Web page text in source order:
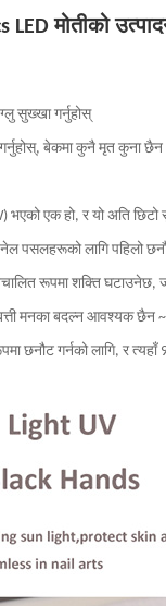
मोतीको
सुख्खा गर्नुहोस्
बेकमा कुनै मृत कुना छैन
भएको एक हो, र यो अति
पसलहरूको लागि पहिलो
रूपमा शक्ति
मनका बदल्न आवश्यक छैन ~
छनौट गर्नको लागि, र